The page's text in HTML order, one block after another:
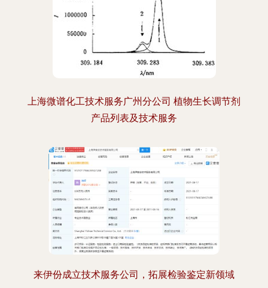
上海微谱化工技术服务广州分公司 植物生长调节剂
产品列表及技术服务
来伊份成立技术服务公司，拓展检验鉴定新领域